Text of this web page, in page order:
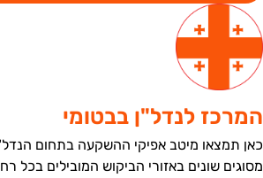
לנדל"ן בבטומי
תמצאו מיטב אפיקי ההשקעה בתחום
שונים באזורי הביקוש המובילים בכל